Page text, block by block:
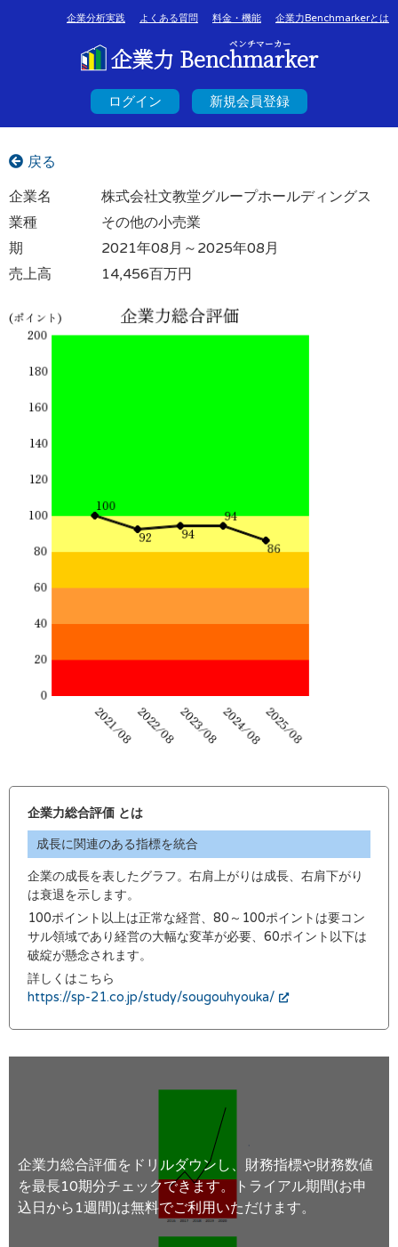
企業分析実践 よくある質問 料金・機能 企業力Benchmarkerとは
ベンチマーカー
企業力 Benchmarker
ログイン 新規会員登録
戻る
企業名
株式会社文教堂グループホールディングス
業種
その他の小売業
期
2021年08月～2025年08月
売上高
14,456百万円
企業力総合評価 とは
成長に関連のある指標を統合
企業の成長を表したグラフ。右肩上がりは成長、右肩下がり
は衰退を示します。
100ポイント以上は正常な経営、80～100ポイントは要コン
サル領域であり経営の大幅な変革が必要、60ポイント以下は
破綻が懸念されます。
詳しくはこちら
https://sp-21.co.jp/study/sougouhyouka/
企業力総合評価をドリルダウンし、財務指標や財務数値
を最長10期分チェックできます。トライアル期間(お申
込日から1週間)は無料でご利用いただけます。